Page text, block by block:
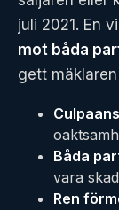
juli 2021. En
mot båda
gett
Båda
vara
Ren